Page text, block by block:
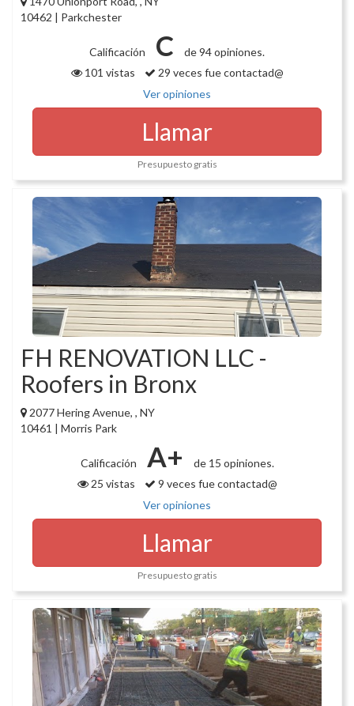
10462 | Parkchester
Calificación C
de 94 opiniones.
101 vistas
29 veces fue contactad@
Ver opiniones
Llamar
Presupuesto gratis
FH RENOVATION LLC -
Roofers in Bronx
2077 Hering Avenue, , NY
10461 | Morris Park
Calificación A+
de 15 opiniones.
25 vistas
9 veces fue contactad@
Ver opiniones
Llamar
Presupuesto gratis